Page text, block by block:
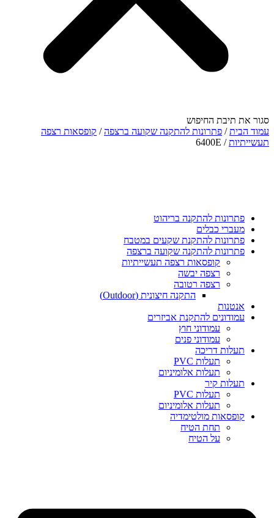
סגור את תיבת החיפוש
עמוד הבית/ פתרונות להתקנה שקועה ברצפה/ קופסאות רצפה
תעשייתיות/ 6400E
פתרונות להתקנה בריהוט
מעברי כבלים
פתרונות להתקנת שקעים במטבח
פתרונות להתקנה שקועה ברצפה
קופסאות רצפה תעשייתיות
רצפה יבשה
רצפה רטובה
התקנה חיצונית (Outdoor)
אנטנות
עמודונים להתקנת אביזרים
עמודוני חוץ
עמודוני פנים
תעלות דריכה
תעלות PVC
תעלות אלומיניום
תעלות קיר
תעלות PVC
תעלות אלומיניום
קופסאות מולטימדיה
תחת הטיח
על הטיח